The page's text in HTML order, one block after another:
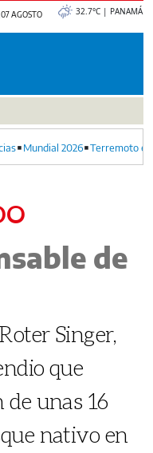
AGOSTO
32.7°C | PANAMÁ
Mundial 2026 Terremoto
de
Singer,
que
de unas 16
nativo en